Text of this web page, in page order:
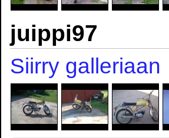
juippi97
Siirry galleriaan